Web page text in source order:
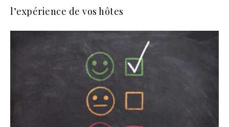
l’expérience de vos hôtes